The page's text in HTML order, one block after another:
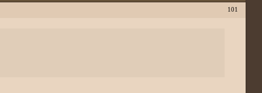
101